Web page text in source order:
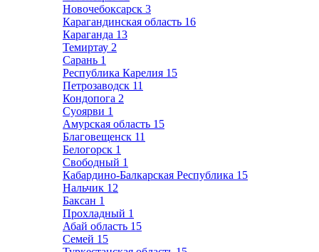
Новочебоксарск 3
Карагандинская область 16
Караганда 13
Темиртау 2
Сарань 1
Республика Карелия 15
Петрозаводск 11
Кондопога 2
Суоярви 1
Амурская область 15
Благовещенск 11
Белогорск 1
Свободный 1
Кабардино-Балкарская Республика 15
Нальчик 12
Баксан 1
Прохладный 1
Абай область 15
Семей 15